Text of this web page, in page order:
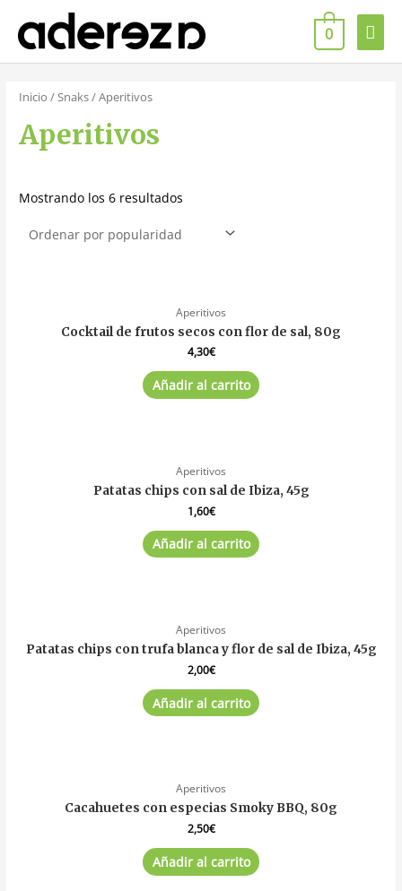
0
Inicio /Snaks/ Aperitivos
Aperitivos
Mostrando los 6 resultados
Aperitivos
Cocktail de frutos secos con flor de sal, 80g
4,30€
Añadir al carrito
Aperitivos
Patatas chips con sal de Ibiza, 45g
1,60€
Añadir al carrito
Aperitivos
Patatas chips con trufa blanca y flor de sal de Ibiza, 45g
2,00€
Añadir al carrito
Aperitivos
Cacahuetes con especias Smoky BBQ, 80g
2,50€
Añadir al carrito